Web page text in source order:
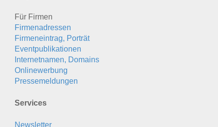
Für Firmen
Firmenadressen
Firmeneintrag, Porträt
Eventpublikationen
Internetnamen, Domains
Onlinewerbung
Pressemeldungen
Services
Newsletter